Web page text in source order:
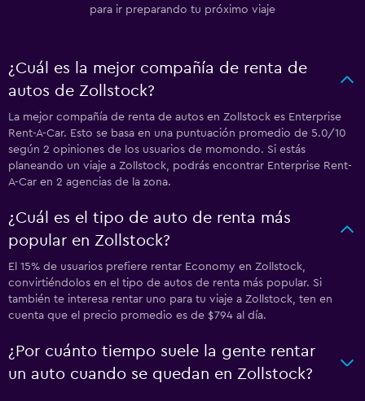
para ir preparando tu próximo viaje
¿Cuál es la mejor compañía de renta de
autos de Zollstock?
La mejor compañía de renta de autos en Zollstock es Enterprise
Rent-A-Car. Esto se basa en una puntuación promedio de 5.0/10
según 2 opiniones de los usuarios de momondo. Si estás
planeando un viaje a Zollstock, podrás encontrar Enterprise Rent-
A-Car en 2 agencias de la zona.
¿Cuál es el tipo de auto de renta más
popular en Zollstock?
El 15% de usuarios prefiere rentar Economy en Zollstock,
convirtiéndolos en el tipo de autos de renta más popular. Si
también te interesa rentar uno para tu viaje a Zollstock, ten en
cuenta que el precio promedio es de $794 al día.
¿Por cuánto tiempo suele la gente rentar
un auto cuando se quedan en Zollstock?